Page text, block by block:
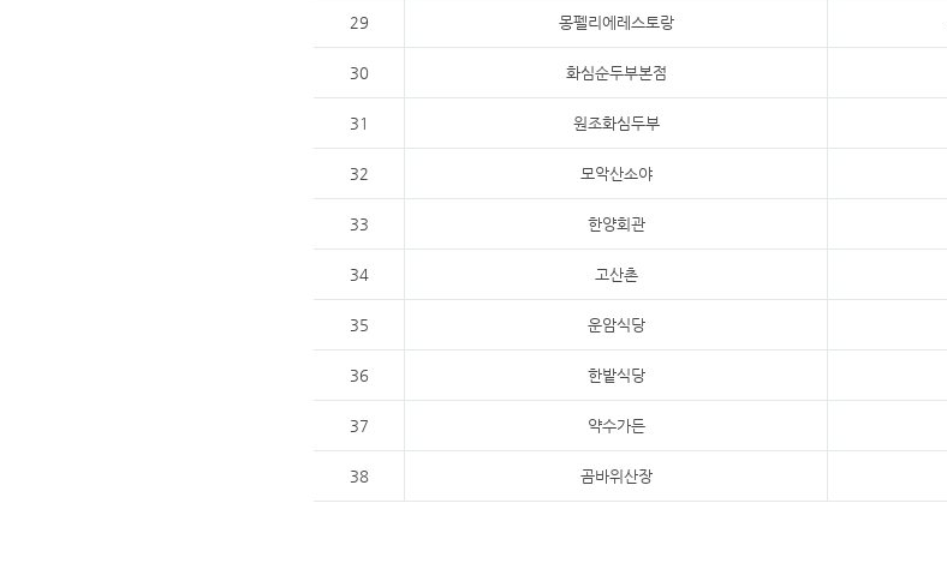
29 몽펠리에레스토랑
30 화심순두부본점
31 원조화심두부
32 모악산소야
33 한양회관
34 고산촌
35 운암식당
36 한밭식당
37 약수가든
38 곰바위산장